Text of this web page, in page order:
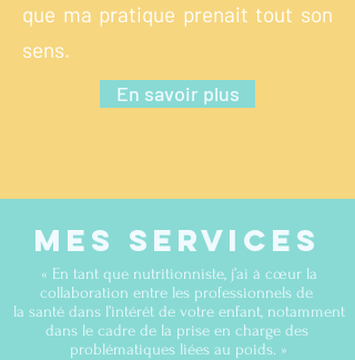
que ma pratique prenait tout son
sens.
En savoir plus
MES SERVICES
« En tant que nutritionniste, j’ai à cœur la
collaboration entre les professionnels de
la santé dans l’intérêt de votre enfant, notamment
dans le cadre de la prise en charge des
problématiques liées au poids. »